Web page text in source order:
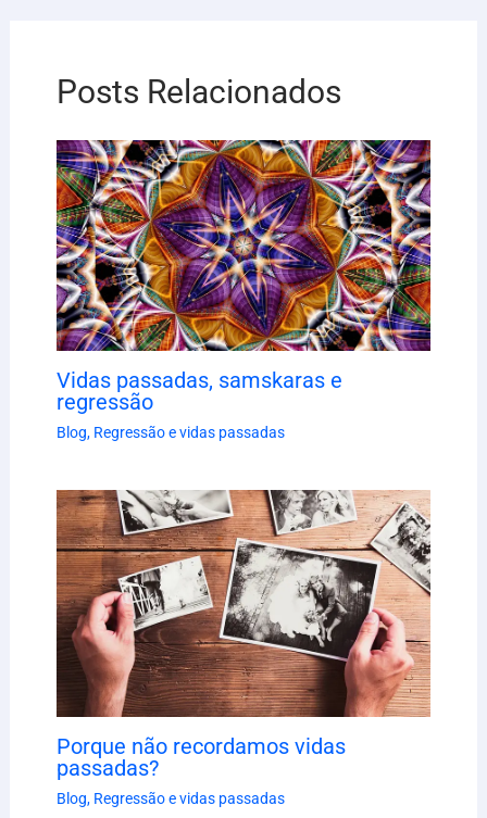
Posts Relacionados
Vidas passadas, samskaras e
regressão
Blog, Regressão e vidas passadas
Porque não recordamos vidas
passadas?
Blog, Regressão e vidas passadas